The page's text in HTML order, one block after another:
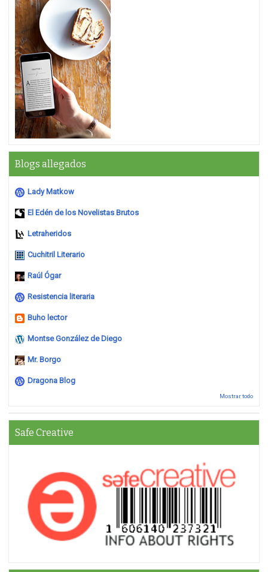
Blogs allegados
Lady Matkow
El Edén de los Novelistas Brutos
Letraheridos
Cuchitril Literario
Raúl Ógar
Resistencia literaria
Buho lector
Montse González de Diego
Mr. Borgo
Dragona Blog
Mostrar todo
Safe Creative